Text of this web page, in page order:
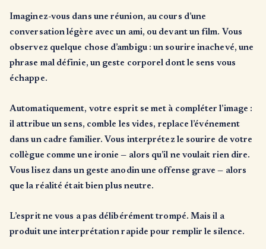
Imaginez-vous dans une réunion, au cours d’une
conversation légère avec un ami, ou devant un film. Vous
observez quelque chose d’ambigu : un sourire inachevé, une
phrase mal définie, un geste corporel dont le sens vous
échappe.
Automatiquement, votre esprit se met à compléter l’image :
il attribue un sens, comble les vides, replace l’événement
dans un cadre familier. Vous interprétez le sourire de votre
collègue comme une ironie — alors qu’il ne voulait rien dire.
Vous lisez dans un geste anodin une offense grave — alors
que la réalité était bien plus neutre.
L’esprit ne vous a pas délibérément trompé. Mais il a
produit une interprétation rapide pour remplir le silence.